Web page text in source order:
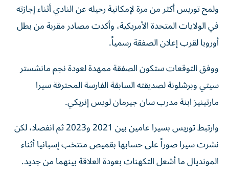
ولمح توريس أكثر من مرة لإمكانية رحيله عن النادي أثناء إجازته
في الولايات المتحدة الأمريكية، وأكدت مصادر مقربة من بطل
أوروبا لقرب إعلان الصفقة رسمياً.
ووفق التوقعات ستكون الصفقة ممهدة لعودة نجم مانشستر
سيتي وبرشلونة لصديقته السابقة الفارسة المحترفة سيرا
مارتينيز ابنة مدرب سان جيرمان لويس إنريكي.
وارتبط توريس بسيرا عامين بين 2021 و2023 ثم انفصلا، لكن
نشرت سيرا صوراً على حسابها بقميص منتخب إسبانيا أثناء
المونديال ما أشعل التكهنات بعودة العلاقة بينهما من جديد.